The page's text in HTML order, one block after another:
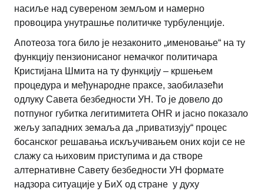
насиље над сувереном земљом и намерно
провоцира унутрашње политичке турбуленције.
Апотеоза тога било је незаконито „именовање“ на ту
функцију пензионисаног немачког политичара
Кристијана Шмита на ту функцију – кршењем
процедура и међународне праксе, заобилазећи
одлуку Савета безбедности УН. То је довело до
потпуног губитка легитимитета OHR и јасно показало
жељу западних земаља да „приватизују“ процес
босанског решавања искључивањем оних који се не
слажу са њиховим приступима и да створе
алтернативне Савету безбедности УН формате
надзора ситуације у БиХ од стране у духу